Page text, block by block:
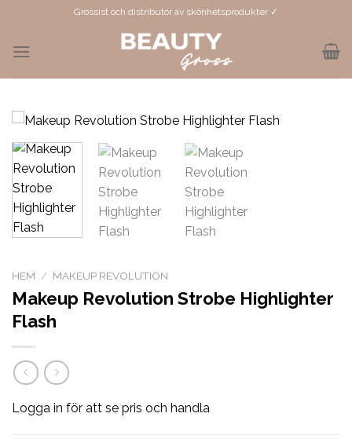
content
Grossist och distributör av skönhetsprodukter ✓
HEM / MAKEUP REVOLUTION
Makeup Revolution Strobe Highlighter
Flash
Logga in för att se pris och handla